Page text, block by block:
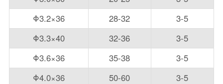
Φ3.2×36
28-32
3-5
Φ3.3×40
32-36
3-5
Φ3.6×36
35-38
3-5
Φ4.0×36
50-60
3-5